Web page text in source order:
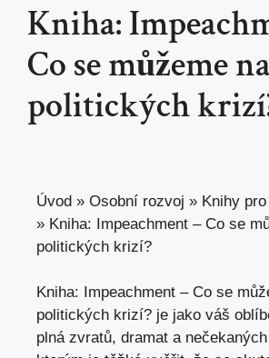
Kniha:
Co se můžeme
politických
Úvod » Osobní rozvoj » Knihy
» Kniha: Impeachment – Co se
politických krizí?
Kniha: Impeachment – Co se
politických krizí? je jako váš
plná zvratů, dramat a